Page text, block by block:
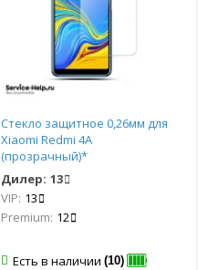
Стекло защитное 0,26мм для
Xiaomi Redmi 4A
(прозрачный)*
Дилер: 13
VIP: 13
Premium: 12
Есть в наличии (10)